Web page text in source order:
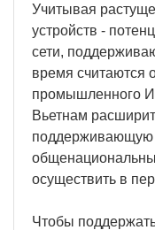
Учитывая
устройств -
сети,
время считаются
промышленного
Вьетнам
поддерживающую
осуществить в
Чтобы